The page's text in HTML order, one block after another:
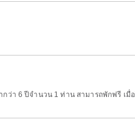
ว่า 6 ปีจำนวน 1 ท่าน สามารถพักฟรี เ